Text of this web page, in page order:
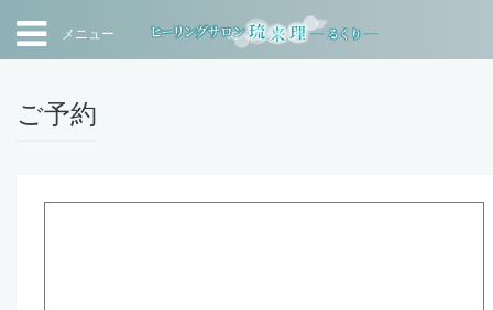
メニュー
ご予約